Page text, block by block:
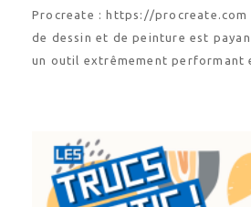
Procreate : https://procreate.com
de dessin et de peinture est
un outil extrêmement